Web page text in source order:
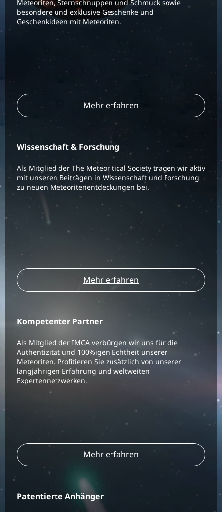
Meteoriten, Sternschnuppen und Schmuck sowie
besondere und exklusive Geschenke und
Geschenkideen mit Meteoriten.
Mehr erfahren
Wissenschaft & Forschung
Als Mitglied der The Meteoritical Society tragen wir aktiv
mit unseren Beiträgen in Wissenschaft und Forschung
zu neuen Meteoritenentdeckungen bei.
Mehr erfahren
Kompetenter Partner
Als Mitglied der IMCA verbürgen wir uns für die
Authentizität und 100%igen Echtheit unserer
Meteoriten. Profitieren Sie zusätzlich von unserer
langjährigen Erfahrung und weltweiten
Expertennetzwerken.
Mehr erfahren
Patentierte Anhänger